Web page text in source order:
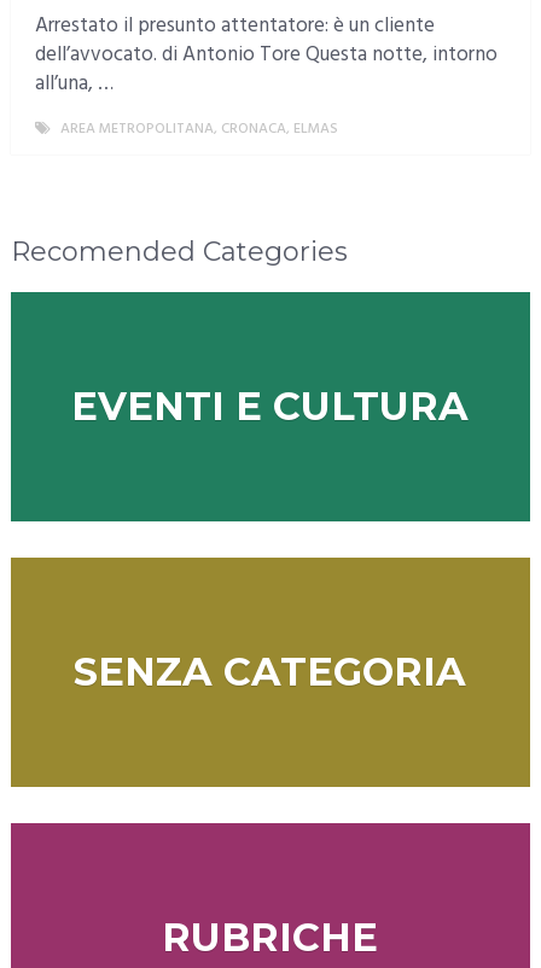
Arrestato il presunto attentatore: è un cliente
dell’avvocato. di Antonio Tore Questa notte, intorno
all’una, …
AREA METROPOLITANA, CRONACA, ELMAS
Recomended Categories
EVENTI E CULTURA
SENZA CATEGORIA
RUBRICHE